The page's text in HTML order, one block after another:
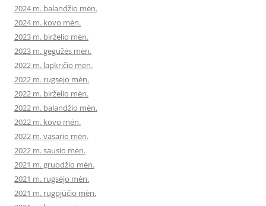
2024 m. balandžio mėn.
2024 m. kovo mėn.
2023 m. birželio mėn.
2023 m. gegužės mėn.
2022 m. lapkričio mėn.
2022 m. rugsėjo mėn.
2022 m. birželio mėn.
2022 m. balandžio mėn.
2022 m. kovo mėn.
2022 m. vasario mėn.
2022 m. sausio mėn.
2021 m. gruodžio mėn.
2021 m. rugsėjo mėn.
2021 m. rugpjūčio mėn.